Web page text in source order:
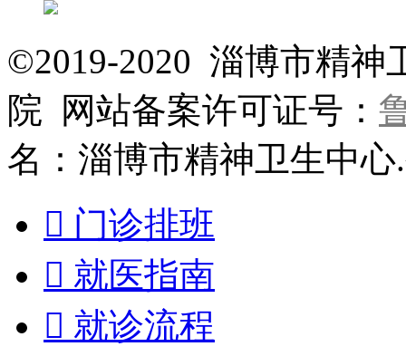
©2019-2020 淄博市精神
院 网站备案许可证号：
名：淄博市精神卫生中心
 门诊排班
 就医指南
 就诊流程